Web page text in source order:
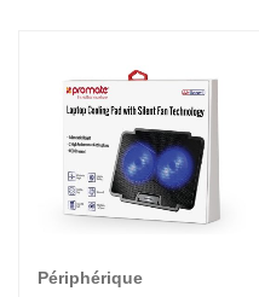
Périphérique